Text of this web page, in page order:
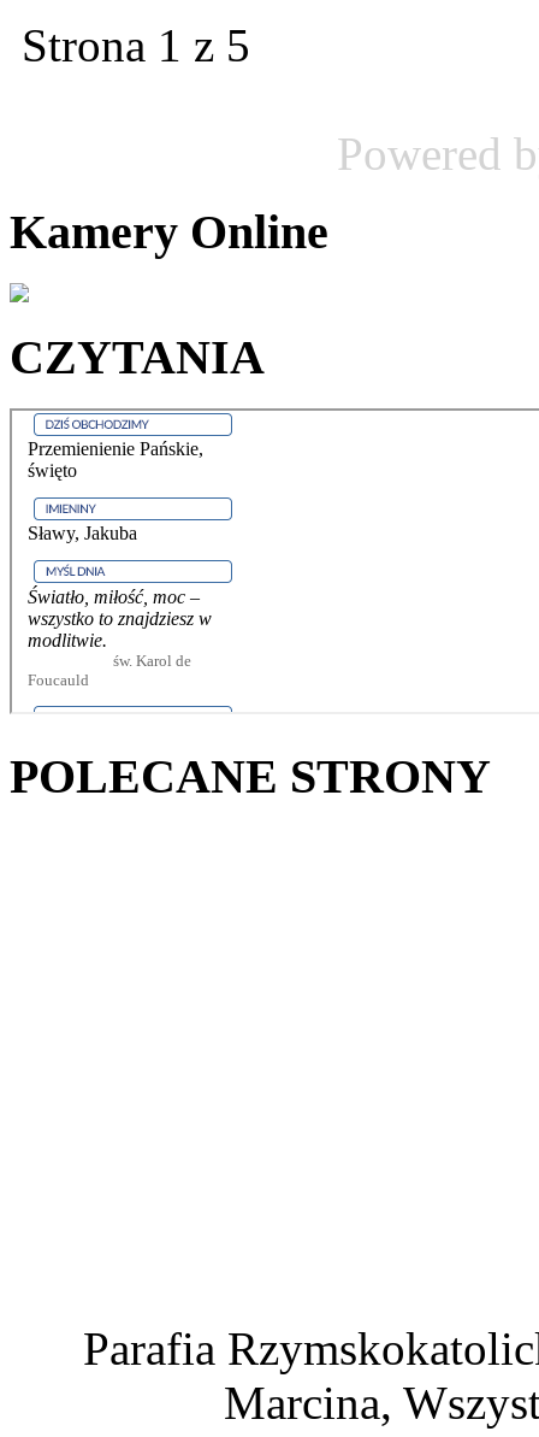
Strona 1 z 5
Powered
Kamery Online
CZYTANIA
POLECANE STRONY
Parafia
Marcina,